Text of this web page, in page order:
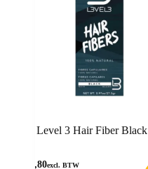
Level 3 Hair Fiber Black
12,80excl. BTW